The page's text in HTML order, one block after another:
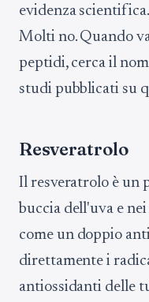
evidenza
Molti no. Quando
peptidi, cerca il
studi pubblicati su
Resveratrolo
Il resveratrolo è un
buccia dell'uva e
come un doppio
direttamente i
antiossidanti delle